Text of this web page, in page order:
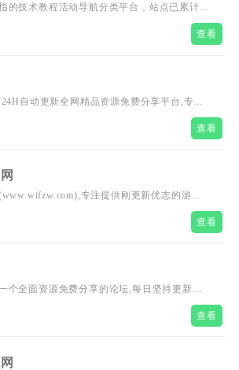
的技术教程活动导航分类平台，站点已累计收
累计为中国网民提供多达数亿的访问点击，满
查看
自动更新全网精品资源免费分享平台,专注
,技术教程,自学教程,网站源码,技术导航等,聚
查看
专注提供刚更新优志的游戏
,游戏活动;打造最稳定绿色的辅助分享论坛,
查看
个全面资源免费分享的论坛,每日坚持更新游
软件、破解软件、电脑软件、程序源码、经验
查看